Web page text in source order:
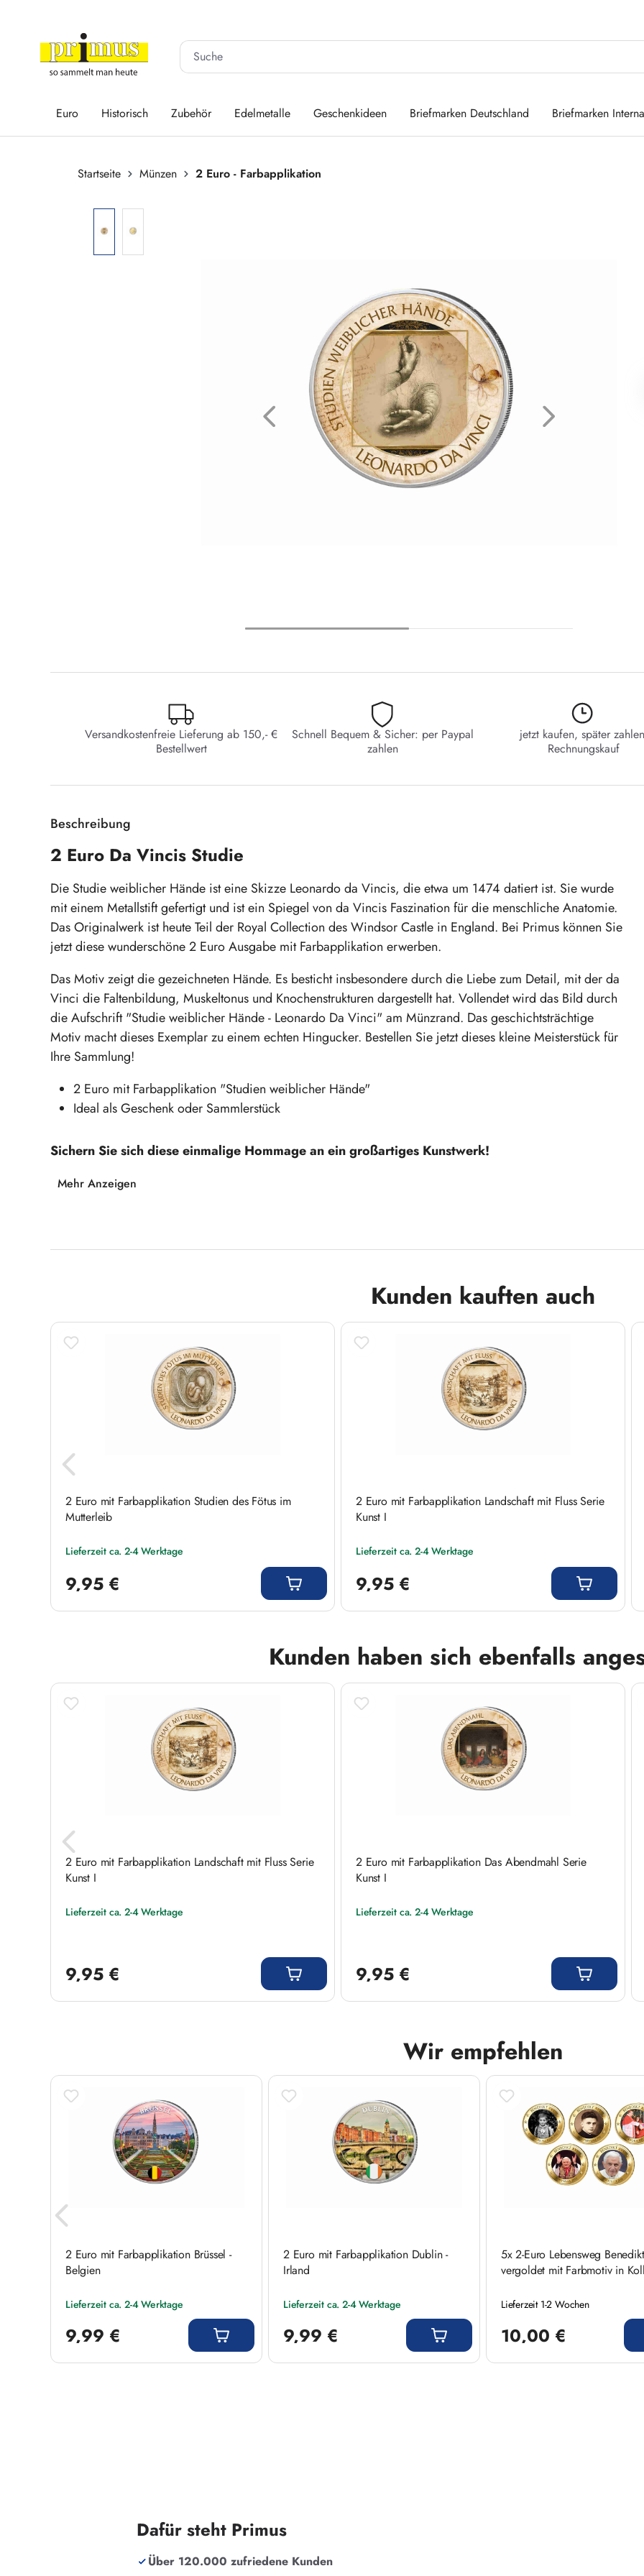
Euro Historisch Zubehör Edelmetalle Geschenkideen Briefmarken Deutschland Briefmarken
Startseite Münzen
2 Euro - Farbapplikation
Versandkostenfreie Lieferung ab 150,- €
Bestellwert
Schnell Bequem & Sicher: per Paypal
zahlen
jetzt kaufen, später
Rechnungskauf
Beschreibung
2 Euro Da Vincis Studie
Die Studie weiblicher Hände ist eine Skizze Leonardo da Vincis, die etwa um 1474 datiert ist. Sie wurde
mit einem Metallstift gefertigt und ist ein Spiegel von da Vincis Faszination für die menschliche Anatomie.
Das Originalwerk ist heute Teil der Royal Collection des Windsor Castle in England. Bei Primus können Sie
jetzt diese wunderschöne 2 Euro Ausgabe mit Farbapplikation erwerben.
Das Motiv zeigt die gezeichneten Hände. Es besticht insbesondere durch die Liebe zum Detail, mit der da
Vinci die Faltenbildung, Muskeltonus und Knochenstrukturen dargestellt hat. Vollendet wird das Bild durch
die Aufschrift "Studie weiblicher Hände - Leonardo Da Vinci" am Münzrand. Das geschichtsträchtige
Motiv macht dieses Exemplar zu einem echten Hingucker. Bestellen Sie jetzt dieses kleine Meisterstück für
Ihre Sammlung!
2 Euro mit Farbapplikation "Studien weiblicher Hände"
Ideal als Geschenk oder Sammlerstück
Sichern Sie sich diese einmalige Hommage an ein großartiges Kunstwerk!
Mehr Anzeigen
Kunden kauften auch
2 Euro mit Farbapplikation Studien des Fötus im
Mutterleib
Lieferzeit ca. 2-4 Werktage
9,95 €
2 Euro mit Farbapplikation Landschaft mit Fluss Serie
Kunst I
Lieferzeit ca. 2-4 Werktage
9,95 €
Kunden haben sich ebenfalls
2 Euro mit Farbapplikation Landschaft mit Fluss Serie
Kunst I
Lieferzeit ca. 2-4 Werktage
9,95 €
2 Euro mit Farbapplikation Das Abendmahl Serie
Kunst I
Lieferzeit ca. 2-4 Werktage
9,95 €
Wir empfehlen
Produktgalerie überspringen
2 Euro mit Farbapplikation Brüssel -
Belgien
Lieferzeit ca. 2-4 Werktage
9,99 €
2 Euro mit Farbapplikation Dublin -
Irland
Lieferzeit ca. 2-4 Werktage
9,99 €
5x 2-Euro Lebensweg
vergoldet mit Farbmotiv in
Lieferzeit 1-2 Wochen
10,00 €
Dafür steht Primus
Über 120.000 zufriedene Kunden